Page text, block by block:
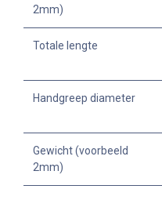
2mm)
Totale lengte
Handgreep diameter
Gewicht (voorbeeld
2mm)